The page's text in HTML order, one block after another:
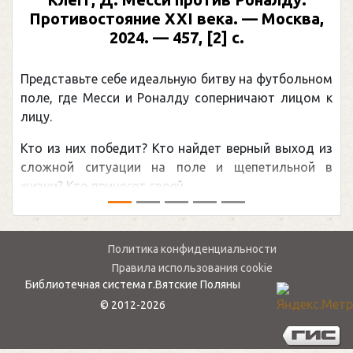
Противостояние XXI века. — Москва,
2024. — 457, [2] с.
Представьте себе идеальную битву на футбольном
поле, где Месси и Роналду соперничают лицом к
лицу.
Кто из них победит? Кто найдет верный выход из
сложной ситуации на поле и щепетильной в
жизни? Кто принесет своей ...
Политика конфиденциальности
Правила использования cookie
Библиотечная система г.Вятские Поляны
© 2012-2026